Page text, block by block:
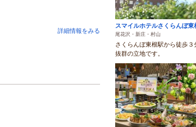
詳細情報をみる
スマイルホテルさくらんぼ東
尾花沢・新庄・村山
さくらんぼ東根駅から徒歩
抜群の立地です。